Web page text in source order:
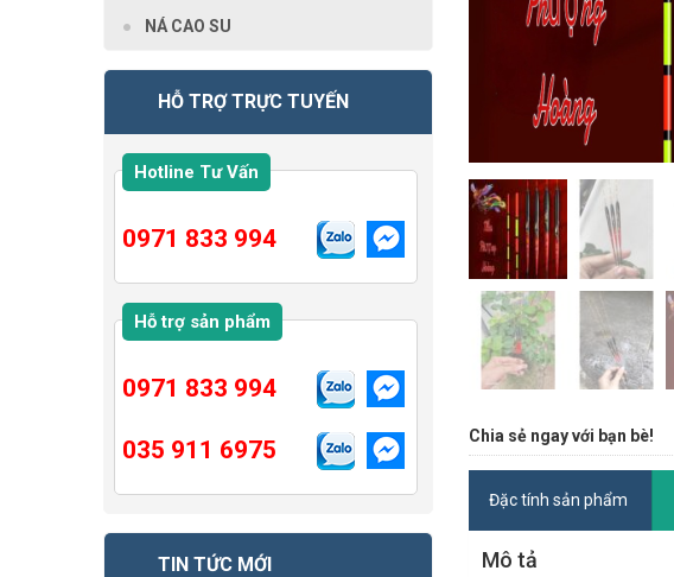
Chia sẻ ngay với bạn bè!
Đặc tính sản phẩm
Mô tả
NÁ CAO SU
HỖ TRỢ TRỰC TUYẾN
Hotline Tư Vấn
0971 833 994
Hỗ trợ sản phẩm
0971 833 994
035 911 6975
TIN TỨC MỚI